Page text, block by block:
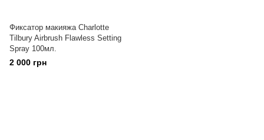
Фиксатор макияжа Charlotte
Tilbury Airbrush Flawless Setting
Spray 100мл.
2 000 грн